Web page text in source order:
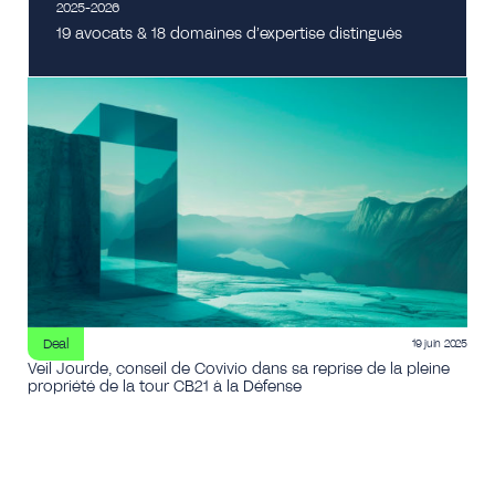
2025-2026
19 avocats & 18 domaines d’expertise distingués
Deal 19 juin 2025
Veil Jourde, conseil de Covivio dans sa reprise de la pleine
propriété de la tour CB21 à la Défense